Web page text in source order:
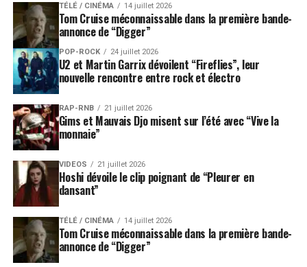
TÉLÉ / CINÉMA 14 juillet 2026
Tom Cruise méconnaissable dans la première bande-
annonce de “Digger”
POP-ROCK 24 juillet 2026
U2 et Martin Garrix dévoilent “Fireflies”, leur
nouvelle rencontre entre rock et électro
RAP-RNB 21 juillet 2026
Gims et Mauvais Djo misent sur l’été avec “Vive la
monnaie”
VIDEOS 21 juillet 2026
Hoshi dévoile le clip poignant de “Pleurer en
dansant”
TÉLÉ / CINÉMA 14 juillet 2026
Tom Cruise méconnaissable dans la première bande-
annonce de “Digger”